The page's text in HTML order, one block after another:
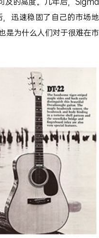
迅速稳固了自己的市场地
是为什么人们对于很难在市